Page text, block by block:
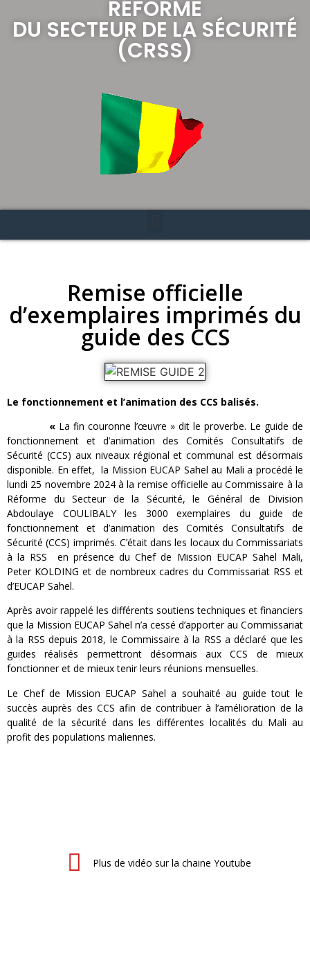
RÉFORME
DU SECTEUR DE LA SÉCURITÉ
(CRSS)
Remise officielle
d’exemplaires imprimés du
guide des CCS
Le fonctionnement et l’animation des CCS balisés.
« La fin couronne l’œuvre » dit le proverbe. Le guide de
fonctionnement et d’animation des Comités Consultatifs de
Sécurité (CCS) aux niveaux régional et communal est désormais
disponible. En effet, la Mission EUCAP Sahel au Mali a procédé le
lundi 25 novembre 2024 à la remise officielle au Commissaire à la
Réforme du Secteur de la Sécurité, le Général de Division
Abdoulaye COULIBALY les 3000 exemplaires du guide de
fonctionnement et d’animation des Comités Consultatifs de
Sécurité (CCS) imprimés. C’était dans les locaux du Commissariats
à la RSS en présence du Chef de Mission EUCAP Sahel Mali,
Peter KOLDING et de nombreux cadres du Commissariat RSS et
d’EUCAP Sahel.
Après avoir rappelé les différents soutiens techniques et financiers
que la Mission EUCAP Sahel n’a cessé d’apporter au Commissariat
à la RSS depuis 2018, le Commissaire à la RSS a déclaré que les
guides réalisés permettront désormais aux CCS de mieux
fonctionner et de mieux tenir leurs réunions mensuelles.
Le Chef de Mission EUCAP Sahel a souhaité au guide tout le
succès auprès des CCS afin de contribuer à l’amélioration de la
qualité de la sécurité dans les différentes localités du Mali au
profit des populations maliennes.
Plus de vidéo sur la chaine Youtube